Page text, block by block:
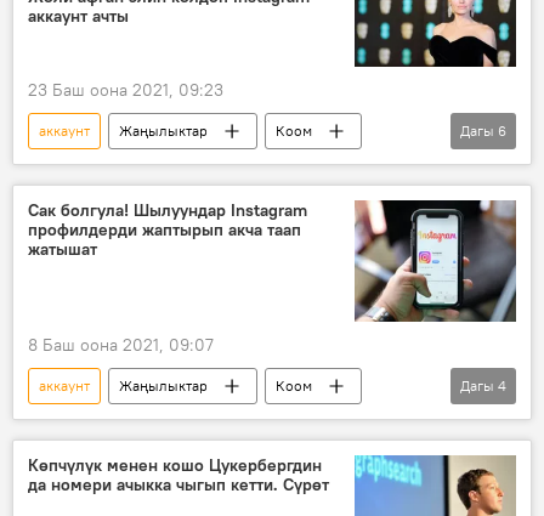
алдамчылык
аккаунт ачты
23 Баш оона 2021, 09:23
аккаунт Жаңылыктар
Коом
Дүйнөдө
Анжелина Жоли
Афганистан
жардам
колдоо
Афган бийлиги менен талибдердин тиреши
Дагы 6
Сак болгула! Шылуундар Instagram
профилдерди жаптырып акча таап
жатышат
8 Баш оона 2021, 09:07
аккаунт Жаңылыктар
Коом
Дүйнөдө
Instagram
шылуун
Дагы 4
Көпчүлүк менен кошо Цукербергдин
да номери ачыкка чыгып кетти. Сүрөт